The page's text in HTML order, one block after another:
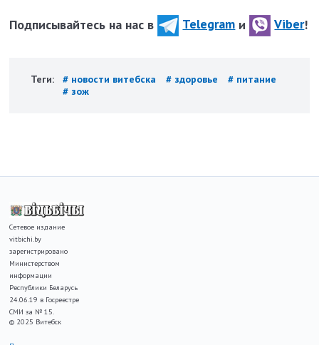
Подписывайтесь на нас в Telegram и Viber!
Теги: # новости витебска # здоровье
# питание
# зож
Сетевое издание
vitbichi.by
зарегистрировано
Министерством
информации
Республики Беларусь
24.06.19 в Госреестре
СМИ за № 15.
© 2025 Витебск